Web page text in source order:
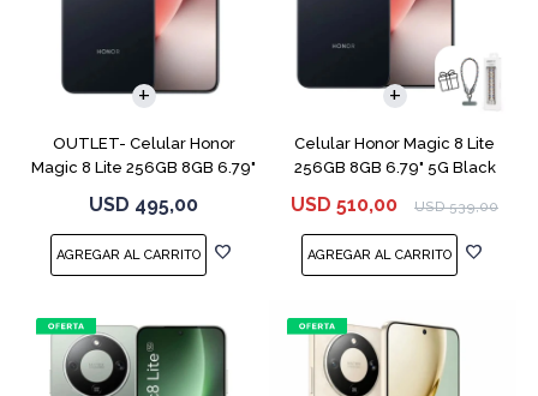
OUTLET- Celular Honor
Magic 8 Lite 256GB 8GB 6.79"
USD 495,00
Celular Honor Magic 8 Lite
256GB 8GB 6.79" 5G Black
USD 510,00 USD 539,00
COMPARAR